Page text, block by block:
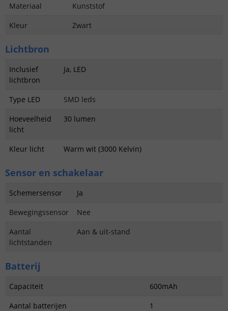
Materiaal
Kunststof
Kleur
Zwart
Lichtbron
Inclusief
lichtbron
Ja, LED
Type LED
SMD leds
Hoeveelheid
licht
30 lumen
Kleur licht Warm wit (3000 Kelvin)
Sensor en schakelaar
Schemersensor
Ja
Bewegingssensor
Nee
Aantal
lichtstanden
Aan & uit-stand
Batterij
Capaciteit
600mAh
Aantal batterijen
1